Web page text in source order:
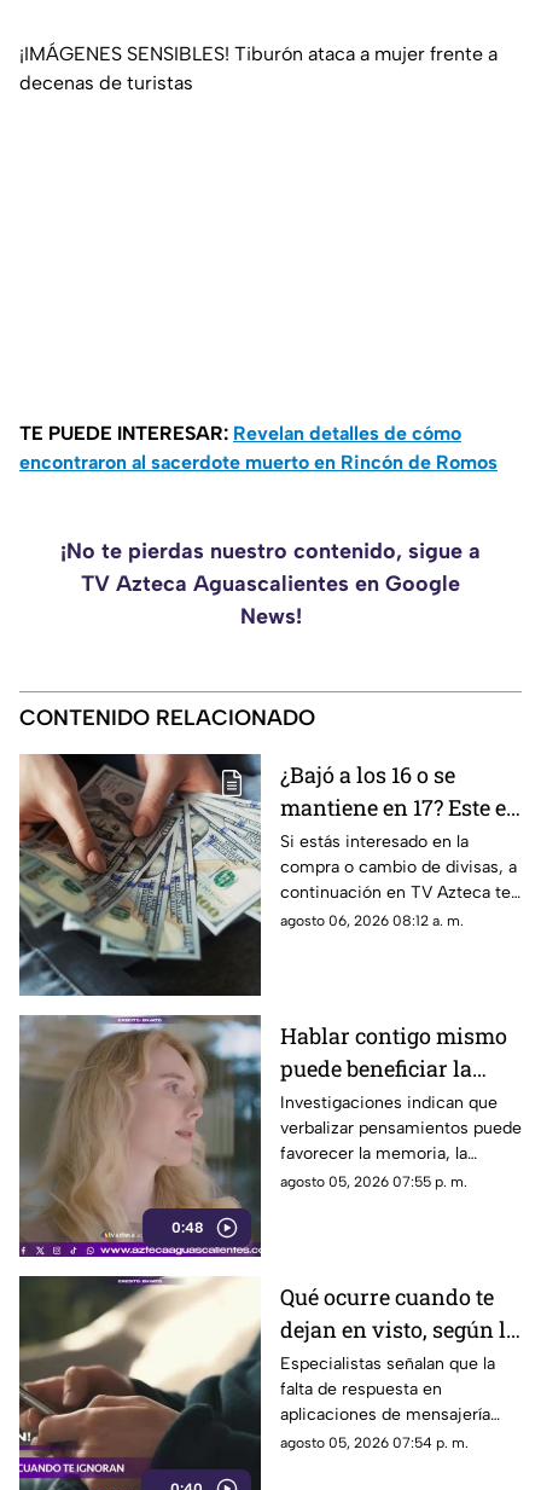
¡IMÁGENES SENSIBLES! Tiburón ataca a mujer frente a
decenas de turistas
TE PUEDE INTERESAR: Revelan detalles de cómo
encontraron al sacerdote muerto en Rincón de Romos
¡No te pierdas nuestro contenido, sigue a
TV Azteca Aguascalientes en Google
News!
CONTENIDO RELACIONADO
¿Bajó a los 16 o se
mantiene en 17? Este es
el precio del dólar en
Aguascalientes hoy 6
de agosto de 2026
Si estás interesado en la
compra o cambio de divisas, a
continuación en TV Azteca te
informamos cuál es el precio
agosto 06, 2026 08:12 a. m.
0:48
Hablar contigo mismo
puede beneficiar la
concentración y la
memoria
Investigaciones indican que
verbalizar pensamientos puede
favorecer la memoria, la
planificación y el manejo de
agosto 05, 2026 07:55 p. m.
Qué ocurre cuando te
dejan en visto, según la
psicología
Especialistas señalan que la
falta de respuesta en
aplicaciones de mensajería
puede tener efectos
agosto 05, 2026 07:54 p. m.